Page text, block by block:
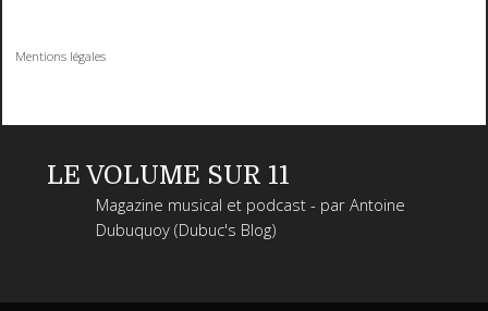
Mentions légales
LE VOLUME SUR 11
Magazine musical et podcast - par Antoine
Dubuquoy (Dubuc's Blog)